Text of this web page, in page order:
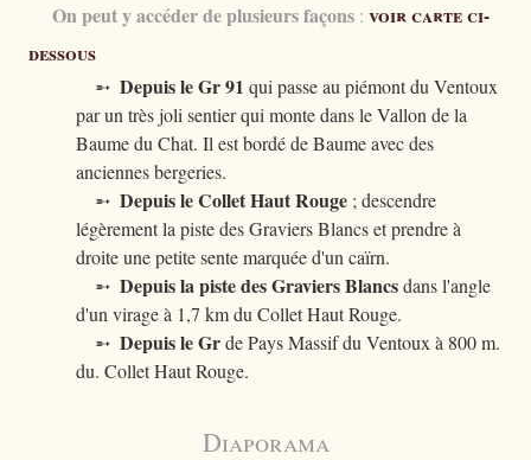
On peut y accéder de plusieurs façons : voir carte ci-
dessous
➵ Depuis le Gr 91 qui passe au piémont du Ventoux
par un très joli sentier qui monte dans le Vallon de la
Baume du Chat. Il est bordé de Baume avec des
anciennes bergeries.
➵ Depuis le Collet Haut Rouge ; descendre
légèrement la piste des Graviers Blancs et prendre à
droite une petite sente marquée d'un caïrn.
➵ Depuis la piste des Graviers Blancsdans l'angle
d'un virage à 1,7 km du Collet Haut Rouge.
➵ Depuis le Grde Pays Massif du Ventoux à 800 m.
du. Collet Haut Rouge.
Diaporama